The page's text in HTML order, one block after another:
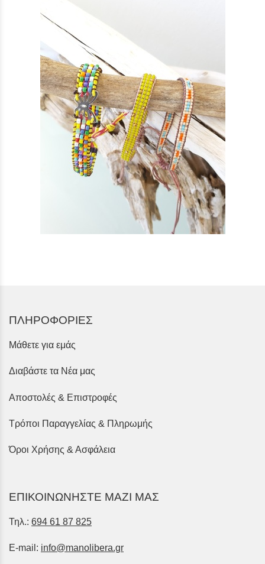
ΠΛΗΡΟΦΟΡΙΕΣ
Μάθετε για εμάς
Διαβάστε τα Νέα μας
Αποστολές & Επιστροφές
Τρόποι Παραγγελίας & Πληρωμής
Όροι Χρήσης & Ασφάλεια
ΕΠΙΚΟΙΝΩΝΗΣΤΕ ΜΑΖΙ ΜΑΣ
Τηλ.: 694 61 87 825
E-mail: info@manolibera.gr